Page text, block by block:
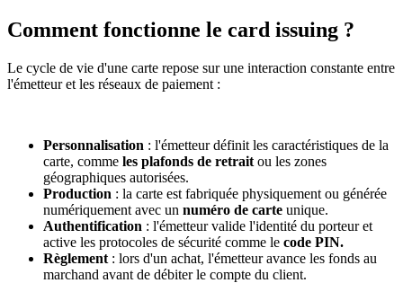
Comment fonctionne le card issuing ?
Le cycle de vie d'une carte repose sur une interaction constante entre
l'émetteur et les réseaux de paiement :
Personnalisation : l'émetteur définit les caractéristiques de la
carte, comme les plafonds de retrait ou les zones
géographiques autorisées.
Production : la carte est fabriquée physiquement ou générée
numériquement avec un numéro de carte unique.
Authentification : l'émetteur valide l'identité du porteur et
active les protocoles de sécurité comme le code PIN.
Règlement : lors d'un achat, l'émetteur avance les fonds au
marchand avant de débiter le compte du client.